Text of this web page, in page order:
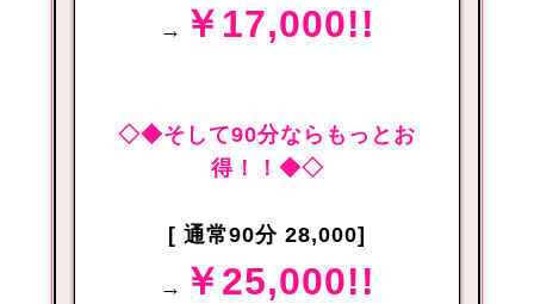
→ ￥17,000!!
◇◆そして90分ならもっとお
得！！◆◇
[ 通常90分 28,000]
→ ￥25,000!!